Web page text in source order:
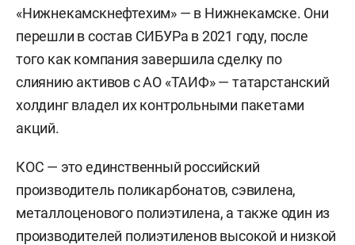
«Нижнекамскнефтехим» — в Нижнекамске. Они
перешли в состав СИБУРа в 2021 году, после
того как компания завершила сделку по
слиянию активов с АО «ТАИФ» — татарстанский
холдинг владел их контрольными пакетами
акций.
КОС — это единственный российский
производитель поликарбонатов, сэвилена,
металлоценового полиэтилена, а также один из
производителей полиэтиленов высокой и низкой